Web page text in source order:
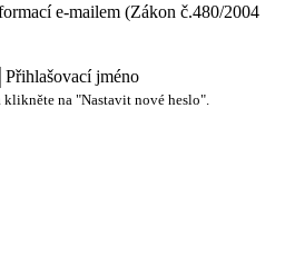
e-mailem (Zákon č.480/2004
Přihlašovací jméno
na "Nastavit nové heslo".